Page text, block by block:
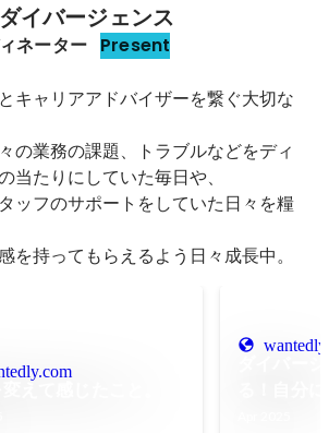
イバージェンス
ネーター Present
キャリアアドバイザーを繋ぐ大切な
の業務の課題、トラブルなどをディ
当たりにしていた毎日や、
ッフのサポートをしていた日々を糧
を持ってもらえるよう日々成長中。